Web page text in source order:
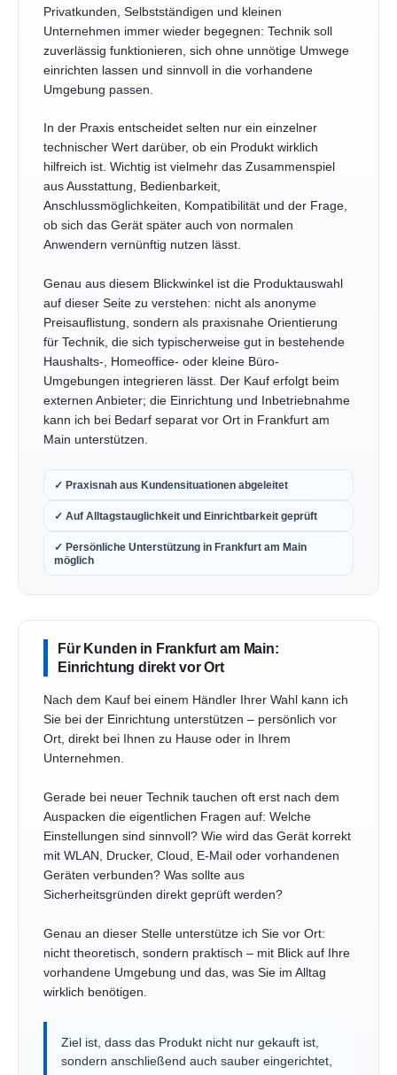
Privatkunden, Selbstständigen und kleinen
Unternehmen immer wieder begegnen: Technik soll
zuverlässig funktionieren, sich ohne unnötige Umwege
einrichten lassen und sinnvoll in die vorhandene
Umgebung passen.
In der Praxis entscheidet selten nur ein einzelner
technischer Wert darüber, ob ein Produkt wirklich
hilfreich ist. Wichtig ist vielmehr das Zusammenspiel
aus Ausstattung, Bedienbarkeit,
Anschlussmöglichkeiten, Kompatibilität und der Frage,
ob sich das Gerät später auch von normalen
Anwendern vernünftig nutzen lässt.
Genau aus diesem Blickwinkel ist die Produktauswahl
auf dieser Seite zu verstehen: nicht als anonyme
Preisauflistung, sondern als praxisnahe Orientierung
für Technik, die sich typischerweise gut in bestehende
Haushalts-, Homeoffice- oder kleine Büro-
Umgebungen integrieren lässt. Der Kauf erfolgt beim
externen Anbieter; die Einrichtung und Inbetriebnahme
kann ich bei Bedarf separat vor Ort in Frankfurt am
Main unterstützen.
✓ Praxisnah aus Kundensituationen abgeleitet
✓ Auf Alltagstauglichkeit und Einrichtbarkeit geprüft
✓ Persönliche Unterstützung in Frankfurt am Main
möglich
Für Kunden in Frankfurt am Main:
Einrichtung direkt vor Ort
Nach dem Kauf bei einem Händler Ihrer Wahl kann ich
Sie bei der Einrichtung unterstützen – persönlich vor
Ort, direkt bei Ihnen zu Hause oder in Ihrem
Unternehmen.
Gerade bei neuer Technik tauchen oft erst nach dem
Auspacken die eigentlichen Fragen auf: Welche
Einstellungen sind sinnvoll? Wie wird das Gerät korrekt
mit WLAN, Drucker, Cloud, E-Mail oder vorhandenen
Geräten verbunden? Was sollte aus
Sicherheitsgründen direkt geprüft werden?
Genau an dieser Stelle unterstütze ich Sie vor Ort:
nicht theoretisch, sondern praktisch – mit Blick auf Ihre
vorhandene Umgebung und das, was Sie im Alltag
wirklich benötigen.
Ziel ist, dass das Produkt nicht nur gekauft ist,
sondern anschließend auch sauber eingerichtet,